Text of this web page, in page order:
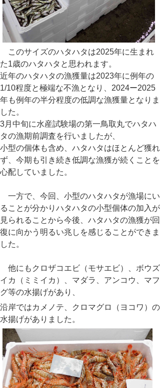
このサイズのハタハタは2025年に生まれ
た1歳のハタハタと思われます。
近年のハタハタの漁獲量は2023年に例年の
1/10程度と極端な不漁となり、2024ー2025
年も例年の半分程度の低調な漁獲量となりま
した。
3月中旬に水産試験場の第一鳥取丸でハタハ
タの漁期前調査を行いましたが、
小型の個体も含め、ハタハタはほとんど獲れ
ず、今期も引き続き低調な漁獲が続くことを
心配していました。
一方で、今回、小型のハタハタが漁場にい
ることが分かりハタハタの小型個体の加入が
見られることから今後、ハタハタの漁獲が回
復に向かう明るい兆しを感じることができま
した。
他にもクロザコエビ（モサエビ）、ボウズ
イカ（ミミイカ）、マダラ、アンコウ、マフ
グ等の水揚げがあり、
沿岸ではカメノテ、クロマグロ（ヨコワ）の
水揚げがありました。